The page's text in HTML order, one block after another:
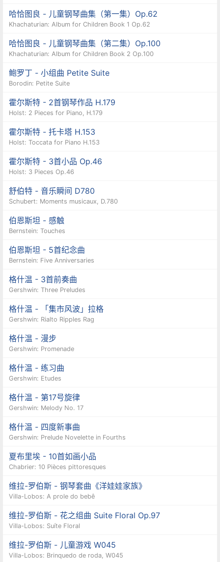
哈恰图良 - 儿童钢琴曲集（第一集）Op.62
Khachaturian: Album for Children Book 1 Op.62
哈恰图良 - 儿童钢琴曲集（第二集）Op.100
Khachaturian: Album for Children Book 2 Op.100
鲍罗丁 - 小组曲 Petite Suite
Borodin: Petite Suite
霍尔斯特 - 2首钢琴作品 H.179
Holst: 2 Pieces for Piano, H.179
霍尔斯特 - 托卡塔 H.153
Holst: Toccata for Piano H.153
霍尔斯特 - 3首小品 Op.46
Holst: 3 Pieces Op.46
舒伯特 - 音乐瞬间 D780
Schubert: Moments musicaux, D.780
伯恩斯坦 - 感触
Bernstein: Touches
伯恩斯坦 - 5首纪念曲
Bernstein: Five Anniversaries
格什温 - 3首前奏曲
Gershwin: Three Preludes
格什温 - 「集市风波」拉格
Gershwin: Rialto Ripples Rag
格什温 - 漫步
Gershwin: Promenade
格什温 - 练习曲
Gershwin: Etudes
格什温 - 第17号旋律
Gershwin: Melody No. 17
格什温 - 四度新事曲
Gershwin: Prelude Novelette in Fourths
夏布里埃 - 10首如画小品
Chabrier: 10 Pièces pittoresques
维拉-罗伯斯 - 钢琴套曲《洋娃娃家族》
Villa-Lobos: A prole do bebê
维拉-罗伯斯 - 花之组曲 Suite Floral Op.97
Villa-Lobos: Suíte Floral
维拉-罗伯斯 - 儿童游戏 W045
Villa-Lobos: Brinquedo de roda, W045